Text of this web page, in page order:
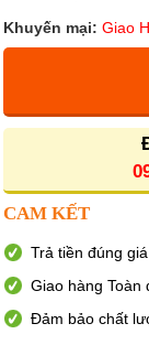
Khuyến mại: Giao
CAM KẾT
Trả tiền đúng
Giao hàng Toàn
Đảm bảo chất